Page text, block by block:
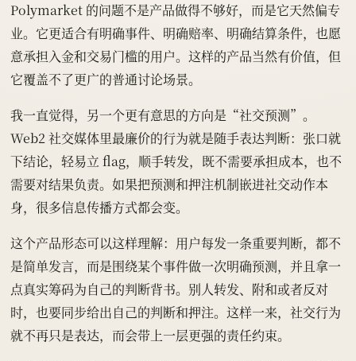
Polymarket 的问题不是产品做得不够好，而是它天然偏专
业。它更适合有明确事件、明确赔率、明确结算条件，也愿
意承担入金和交易门槛的用户。这样的产品当然有价值，但
它覆盖不了更广的普通讨论场景。
我一直觉得，另一个更有意思的方向是“社交预测”。
Web2 社交媒体里最廉价的行为就是随手表达判断：张口就
下结论，轻易立 flag，顺手转发，既不需要承担成本，也不
需要对结果负责。如果把预测和押注机制嵌进社交动作本
身，很多信息传播方式都会变。
这个产品形态可以这样理解：用户每发一条重要判断，都不
是简单发言，而是围绕某个事件做一次明确预测，并且拿一
点真实筹码为自己的判断背书。别人转发、附和或者反对
时，也要同步给出自己的判断和押注。这样一来，社交行为
就不再只是表达，而会带上一层更强的责任约束。